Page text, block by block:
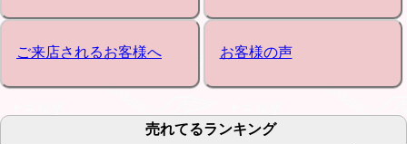
ご来店されるお客様へ お客様の声
売れてるランキング